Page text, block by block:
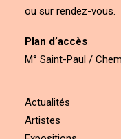
ou sur rendez-vous.
Plan d’accès
M° Saint-Paul /
Actualités
Artistes